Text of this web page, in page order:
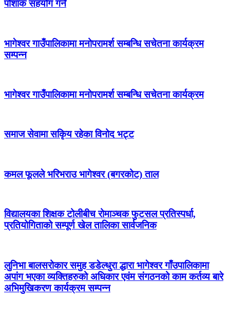
पोशाक सहयोग गर्ने
भागेश्वर गाउँपालिकामा मनोपरामर्श सम्बन्धि सचेतना कार्यक्रम
सम्पन्न
भागेश्वर गाउँपालिकामा मनोपरामर्श सम्बन्धि सचेतना कार्यक्रम
समाज सेवामा सकिृय रहेका विनोद भट्ट
कमल फूलले भरिभराउ भागेश्वर (बगरकोट) ताल
विद्यालयका शिक्षक टोलीबीच रोमाञ्चक फुटसल प्रतिस्पर्धा,
प्रतियोगिताको सम्पूर्ण खेल तालिका सार्वजनिक
लुनिभा बालसरोकार समुह डडेल्धुरा द्धारा भागेश्वर गाँउपालिकामा
अपांग भएका व्यक्तिहरुको अधिकार एवंम संगठनको काम कर्तव्य बारे
अभिमुखिकरण कार्यक्रम सम्पन्न